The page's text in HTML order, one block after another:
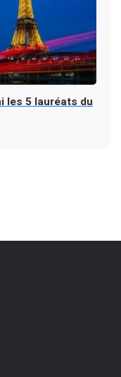
les 5 lauréats du